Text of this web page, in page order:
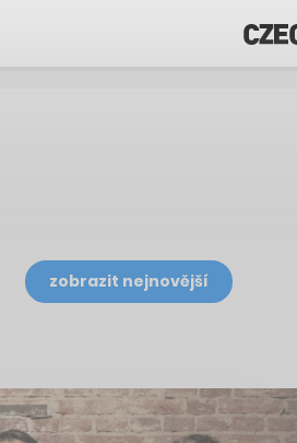
zobrazit nejnovější